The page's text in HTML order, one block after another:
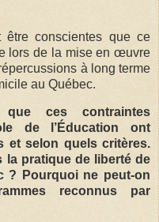
être conscientes que ce
lors de la mise en œuvre
à long terme
au Québec.
ces contraintes
de l’Éducation ont
et selon quels critères.
la pratique de liberté de
? Pourquoi ne peut-on
reconnus par